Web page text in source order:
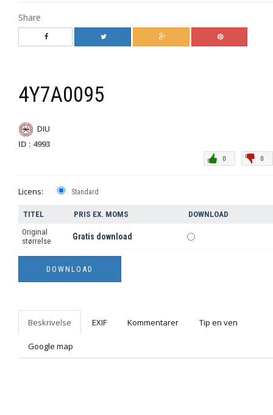
Share
4Y7A0095
DIU
ID : 4993
0
0
Licens: Standard
TITEL PRIS EX. MOMS
DOWNLOAD
Original
størrelse
Gratis download
Beskrivelse EXIF Kommentarer Tip en ven
Google map